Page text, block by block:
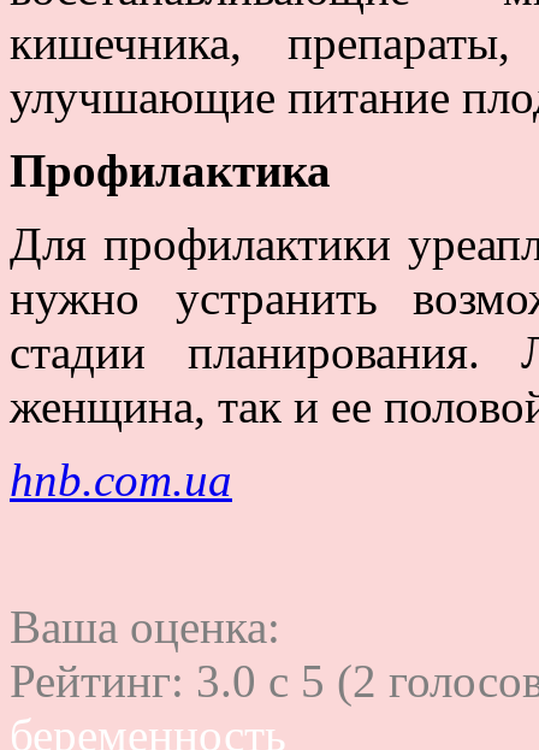
кишечника,
улучшающие питание
Профилактика
Для профилактики
нужно устранить
стадии
женщина, так и ее
hnb.com.ua
Ваша оценка:
Рейтинг: 3.0 c 5 (2
беременность